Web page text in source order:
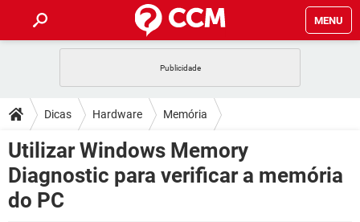
MENU
CELULAR FACEBOOK
OUTLOOK EXCEL
INSTAGRAM GMAIL
GUIA DE COMPRAS
DICAS
JOGOS WHATSAPP
CELULAR FACEBOOK
OUTLOOK
DOWNLOADS
JOGOS WHATSAPP
CELULAR
FÓRUM
Dicas Hardware Memória
Utilizar Windows Memory
Diagnostic para verificar a memória
do PC